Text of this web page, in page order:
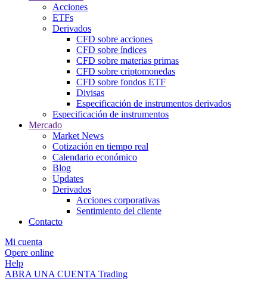
Acciones
ETFs
Derivados
CFD sobre acciones
CFD sobre índices
CFD sobre materias primas
CFD sobre criptomonedas
CFD sobre fondos ETF
Divisas
Especificación de instrumentos derivados
Especificación de instrumentos
Mercado
Market News
Cotización en tiempo real
Calendario económico
Blog
Updates
Derivados
Acciones corporativas
Sentimiento del cliente
Contacto
Mi cuenta
Opere online
Help
ABRA UNA CUENTA Trading